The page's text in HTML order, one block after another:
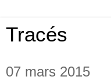
Tracés
07 mars 2015